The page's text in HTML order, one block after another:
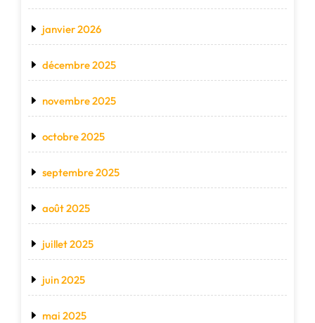
janvier 2026
décembre 2025
novembre 2025
octobre 2025
septembre 2025
août 2025
juillet 2025
juin 2025
mai 2025